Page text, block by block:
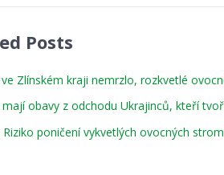
Posts
ve Zlínském kraji nemrzlo, rozkvetlé
obavy z odchodu Ukrajinců, kteří
Riziko poničení vykvetlých ovocných